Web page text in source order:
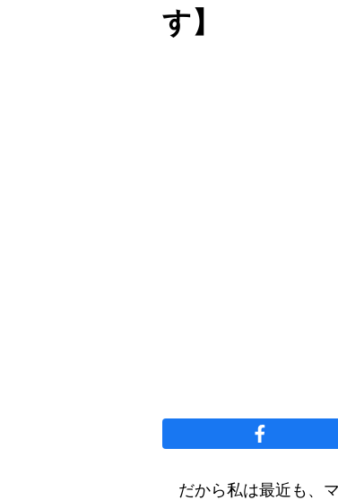
す】
だから私は最近も、